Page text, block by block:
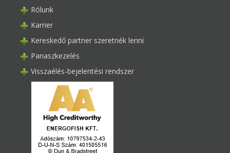
Rólunk
Karrier
Kereskedő partner szeretnék lenni
Panaszkezelés
Visszaélés-bejelentési rendszer